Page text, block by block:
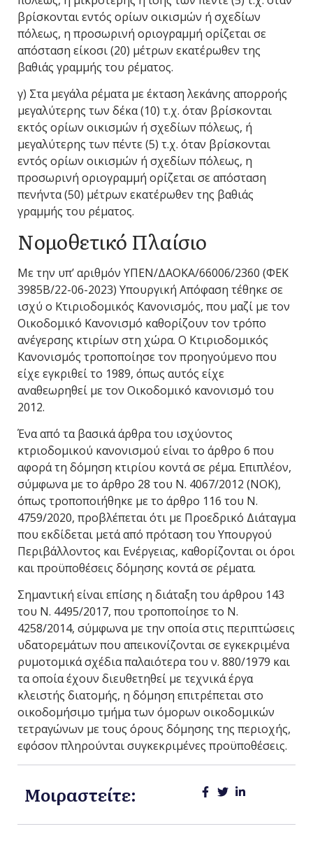
βρίσκονται εντός ορίων οικισμών ή σχεδίων
πόλεως, η προσωρινή οριογραμμή ορίζεται σε
απόσταση είκοσι (20) μέτρων εκατέρωθεν της
βαθιάς γραμμής του ρέματος.
γ) Στα μεγάλα ρέματα με έκταση λεκάνης απορροής
μεγαλύτερης των δέκα (10) τ.χ. όταν βρίσκονται
εκτός ορίων οικισμών ή σχεδίων πόλεως, ή
μεγαλύτερης των πέντε (5) τ.χ. όταν βρίσκονται
εντός ορίων οικισμών ή σχεδίων πόλεως, η
προσωρινή οριογραμμή ορίζεται σε απόσταση
πενήντα (50) μέτρων εκατέρωθεν της βαθιάς
γραμμής του ρέματος.
Νομοθετικό Πλαίσιο
Με την υπ’ αριθμόν ΥΠΕΝ/ΔΑΟΚΑ/66006/2360 (ΦΕΚ
3985Β/22-06-2023) Υπουργική Απόφαση τέθηκε σε
ισχύ ο Κτιριοδομικός Κανονισμός, που μαζί με τον
Οικοδομικό Κανονισμό καθορίζουν τον τρόπο
ανέγερσης κτιρίων στη χώρα. Ο Κτιριοδομικός
Κανονισμός τροποποίησε τον προηγούμενο που
είχε εγκριθεί το 1989, όπως αυτός είχε
αναθεωρηθεί με τον Οικοδομικό κανονισμό του
2012.
Ένα από τα βασικά άρθρα του ισχύοντος
κτριοδομικού κανονισμού είναι το άρθρο 6 που
αφορά τη δόμηση κτιρίου κοντά σε ρέμα. Επιπλέον,
σύμφωνα με το άρθρο 28 του Ν. 4067/2012 (ΝΟΚ),
όπως τροποποιήθηκε με το άρθρο 116 του Ν.
4759/2020, προβλέπεται ότι με Προεδρικό Διάταγμα
που εκδίδεται μετά από πρόταση του Υπουργού
Περιβάλλοντος και Ενέργειας, καθορίζονται οι όροι
και προϋποθέσεις δόμησης κοντά σε ρέματα.
Σημαντική είναι επίσης η διάταξη του άρθρου 143
του Ν. 4495/2017, που τροποποίησε το Ν.
4258/2014, σύμφωνα με την οποία στις περιπτώσεις
υδατορεμάτων που απεικονίζονται σε εγκεκριμένα
ρυμοτομικά σχέδια παλαιότερα του ν. 880/1979 και
τα οποία έχουν διευθετηθεί με τεχνικά έργα
κλειστής διατομής, η δόμηση επιτρέπεται στο
οικοδομήσιμο τμήμα των όμορων οικοδομικών
τετραγώνων με τους όρους δόμησης της περιοχής,
εφόσον πληρούνται συγκεκριμένες προϋποθέσεις.
Μοιραστείτε: